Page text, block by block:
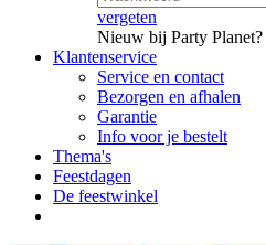
vergeten
Nieuw bij Party Planet?
Klantenservice
Service en contact
Bezorgen en afhalen
Garantie
Info voor je bestelt
Thema's
Feestdagen
De feestwinkel